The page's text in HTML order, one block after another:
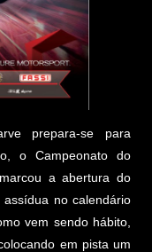
prepara-se para
o Campeonato do
a abertura do
no calendário
vem sendo hábito,
em pista um